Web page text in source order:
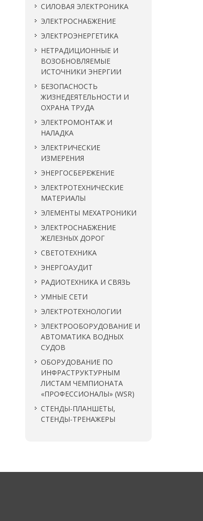
СИЛОВАЯ ЭЛЕКТРОНИКА
ЭЛЕКТРОСНАБЖЕНИЕ
ЭЛЕКТРОЭНЕРГЕТИКА
НЕТРАДИЦИОННЫЕ И
ВОЗОБНОВЛЯЕМЫЕ
ИСТОЧНИКИ ЭНЕРГИИ
БЕЗОПАСНОСТЬ
ЖИЗНЕДЕЯТЕЛЬНОСТИ И
ОХРАНА ТРУДА
ЭЛЕКТРОМОНТАЖ И
НАЛАДКА
ЭЛЕКТРИЧЕСКИЕ
ИЗМЕРЕНИЯ
ЭНЕРГОСБЕРЕЖЕНИЕ
ЭЛЕКТРОТЕХНИЧЕСКИЕ
МАТЕРИАЛЫ
ЭЛЕМЕНТЫ МЕХАТРОНИКИ
ЭЛЕКТРОСНАБЖЕНИЕ
ЖЕЛЕЗНЫХ ДОРОГ
СВЕТОТЕХНИКА
ЭНЕРГОАУДИТ
РАДИОТЕХНИКА И СВЯЗЬ
УМНЫЕ СЕТИ
ЭЛЕКТРОТЕХНОЛОГИИ
ЭЛЕКТРООБОРУДОВАНИЕ И
АВТОМАТИКА ВОДНЫХ
СУДОВ
ОБОРУДОВАНИЕ ПО
ИНФРАСТРУКТУРНЫМ
ЛИСТАМ ЧЕМПИОНАТА
«ПРОФЕССИОНАЛЫ» (WSR)
СТЕНДЫ-ПЛАНШЕТЫ,
СТЕНДЫ-ТРЕНАЖЕРЫ